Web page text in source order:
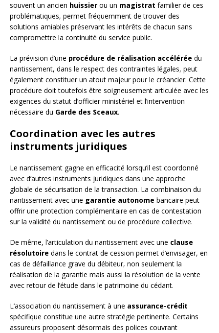
souvent un ancien huissier ou un magistrat familier de ces
problématiques, permet fréquemment de trouver des
solutions amiables préservant les intérêts de chacun sans
compromettre la continuité du service public.
La prévision d’une procédure de réalisation accélérée du
nantissement, dans le respect des contraintes légales, peut
également constituer un atout majeur pour le créancier. Cette
procédure doit toutefois être soigneusement articulée avec les
exigences du statut d’officier ministériel et l’intervention
nécessaire du Garde des Sceaux.
Coordination avec les autres
instruments juridiques
Le nantissement gagne en efficacité lorsqu’il est coordonné
avec d’autres instruments juridiques dans une approche
globale de sécurisation de la transaction. La combinaison du
nantissement avec une garantie autonome bancaire peut
offrir une protection complémentaire en cas de contestation
sur la validité du nantissement ou de procédure collective.
De même, l’articulation du nantissement avec une clause
résolutoire dans le contrat de cession permet d’envisager, en
cas de défaillance grave du débiteur, non seulement la
réalisation de la garantie mais aussi la résolution de la vente
avec retour de l’étude dans le patrimoine du cédant.
L’association du nantissement à une assurance-crédit
spécifique constitue une autre stratégie pertinente. Certains
assureurs proposent désormais des polices couvrant